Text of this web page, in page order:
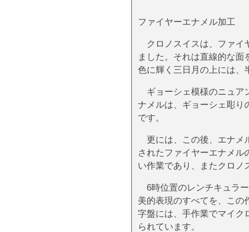
ファイヤーエナメル加工
クロノスイスは、ファイ
ました。それは直線的な
色に輝く三日月の上には、
ギョーシェ模様のニュア
ナメルは、ギョーシェ彫り
です。
更には、この後、エナメ
されたファイヤーエナメ
い作業であり、またクロノ
6時位置のレンチキュラ
美的表現のすべてを、この
字盤には、手作業でマイク
られています。